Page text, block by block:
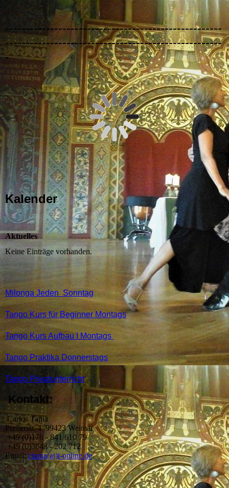
-----------------------------------------------------
-----------------------------------------------------
-
Kalender
Aktuelles
Keine Einträge vorhanden.
Milonga Jeden Sonntag
Tango Kurs für Beginner Montags
Tango Kurs Aufbau I Montags
Tango Praktika Donnerstags
Tango Privatunterricht
Kontakt:
Carlos Tapia
Prellerstr. 4 99423 Weimar
+49 (0)176 - 841 610 79
+49 (0)3643 - 202 712
Email:ctapia(at)t-online.de